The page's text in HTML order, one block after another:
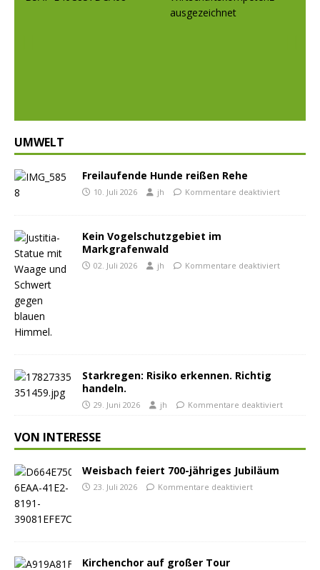
UMWELT
Freilaufende Hunde reißen Rehe
10. Juli 2026 jh Kommentare deaktiviert
Kein Vogelschutzgebiet im
Markgrafenwald
02. Juli 2026 jh Kommentare deaktiviert
Starkregen: Risiko erkennen. Richtig
handeln.
29. Juni 2026 jh Kommentare deaktiviert
VON INTERESSE
Weisbach feiert 700-jähriges Jubiläum
23. Juli 2026 Kommentare deaktiviert
Kirchenchor auf großer Tour